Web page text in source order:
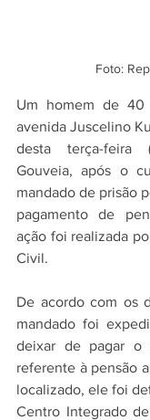
Foto:
Um homem de
avenida Juscelino
desta terça-feira
Gouveia, após o
mandado de prisão
pagamento de
ação foi realizada
Civil.
De acordo com os
mandado foi
deixar de pagar o
referente à pensão
localizado, ele foi
Centro Integrado